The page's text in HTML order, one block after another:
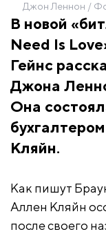
Джон Леннон /
В новой
Need Is
Гейнс
Джона
Она
Кляйн.
Как пишут
Аллен Кляйн
после своего